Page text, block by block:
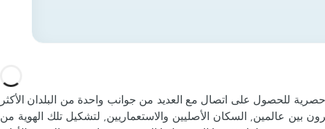
للحصول على اتصال مع العديد من جوانب واحدة من البلدان الأكثر
بين عالمين, السكان الأصليين والاستعماريين, لتشكيل تلك الهوية من